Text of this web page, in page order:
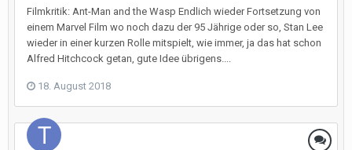
Filmkritik: Ant-Man and the Wasp Endlich wieder Fortsetzung von
einem Marvel Film wo noch dazu der 95 Jährige oder so, Stan Lee
wieder in einer kurzen Rolle mitspielt, wie immer, ja das hat schon
Alfred Hitchcock getan, gute Idee übrigens....
18. August 2018